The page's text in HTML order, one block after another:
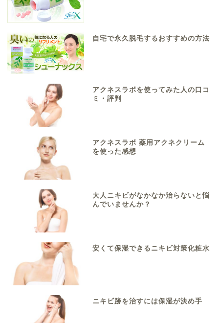
自宅で永久脱毛するおすすめの方法
アクネスラボを使ってみた人の口コ
ミ・評判
アクネスラボ 薬用アクネクリーム
を使った感想
大人ニキビがなかなか治らないと悩
んでいませんか？
安くて保湿できるニキビ対策化粧水
ニキビ跡を治すには保湿が決め手